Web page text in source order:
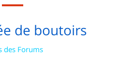
de boutoirs
des Forums